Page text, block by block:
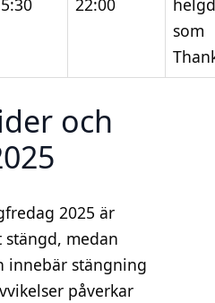
som
och
2025 är
stängd, medan
innebär stängning
påverkar